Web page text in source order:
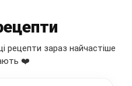
рецепти зараз найчастіше
❤️